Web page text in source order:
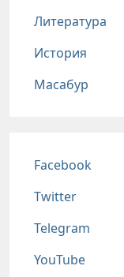
Литература
История
Масабур
Соц сети
Facebook
Twitter
Telegram
YouTube